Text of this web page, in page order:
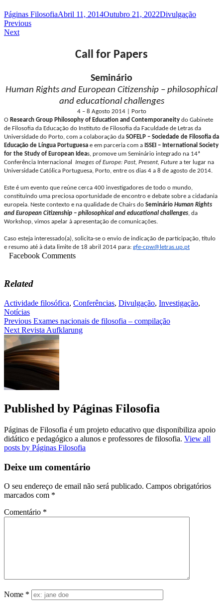
Páginas FilosofiaAbril 11, 2014Outubro 21, 2022Divulgação
Navegação
de
Previous
Next
Call for Papers
Seminário
Human Rights and European Citizenship – philosophical
and educational challenges
4 – 8 Agosto 2014
| Porto
O Research Group Philosophy of Education and Contemporaneity do Gabinete
de Filosofia da Educação do Instituto de Filosofia da Faculdade de Letras da
Universidade do Porto, com a colaboração da SOFELP – Sociedade de Filosofia da
Educação de Língua Portuguesa e em parceria com a ISSEI – International Society
for the Study of European Ideas, promove um Seminário integrado na 14ª
Conferência Internacional Images of Europe: Past, Present, Future a ter lugar na
Universidade Católica Portuguesa, Porto, entre os dias 4 a 8 de agosto de 2014.
Este é um evento que reúne cerca 400 investigadores de todo o mundo,
constituindo uma preciosa oportunidade de encontro e debate sobre a cidadania
europeia. Neste contexto e na qualidade de Chairs do Seminário Human Rights
and European Citizenship – philosophical and educational challenges, da
Workshop, vimos apelar à apresentação de comunicações.
Caso esteja interessado(a), solicita-se o envio de indicação de participação, título
e resumo até à data limite de 18 abril 2014 para: gfe-cpw@letras.up.pt
Facebook Comments
Related
Actividade filosófica, Conferências, Divulgação, Investigação,
Notícias
Navegação
de
artigos
Previous Exames nacionais de filosofia – compilação
Next Revista Aufklarung
Published by Páginas Filosofia
Páginas de Filosofia é um projeto educativo que disponibiliza apoio
didático e pedagógico a alunos e professores de filosofia. View all
posts by Páginas Filosofia
Deixe um comentário
O seu endereço de email não será publicado. Campos obrigatórios
marcados com *
Comentário *
Nome *